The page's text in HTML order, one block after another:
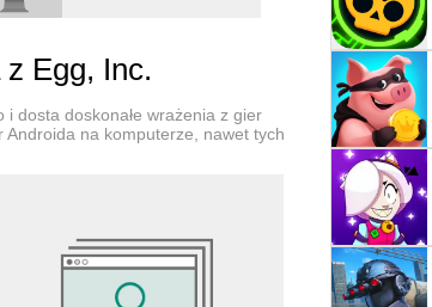
cel posiadania
Egg, Inc.
dosta doskonałe wrażenia z gier
Androida na komputerze, nawet tych